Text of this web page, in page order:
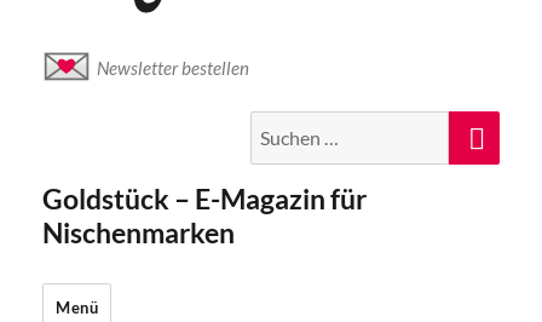
Newsletter bestellen
nach:
Goldstück – E-Magazin für
Nischenmarken
Menü